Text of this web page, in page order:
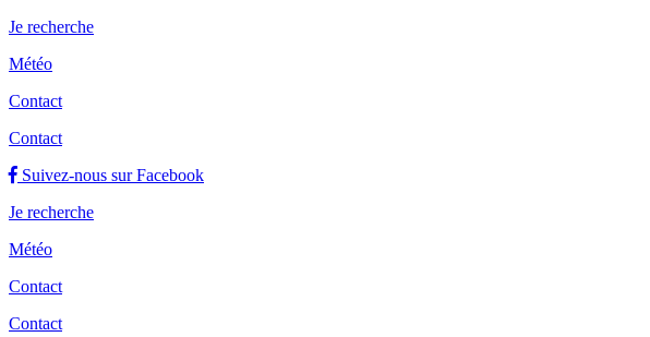
Je recherche
Météo
Contact
Contact
Suivez-nous sur Facebook
Je recherche
Météo
Contact
Contact